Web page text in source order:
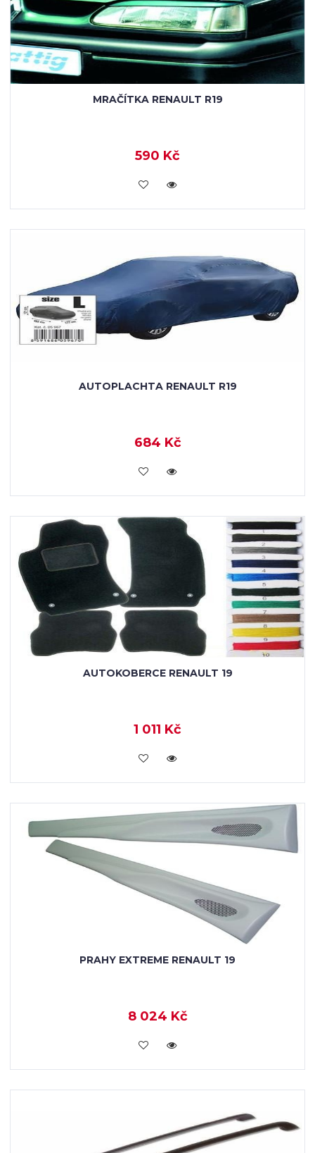
MRAČÍTKA RENAULT R19
590 Kč
KOUPIT
AUTOPLACHTA RENAULT R19
684 Kč
KOUPIT
AUTOKOBERCE RENAULT 19
1 011 Kč
KOUPIT
PRAHY EXTREME RENAULT 19
8 024 Kč
KOUPIT